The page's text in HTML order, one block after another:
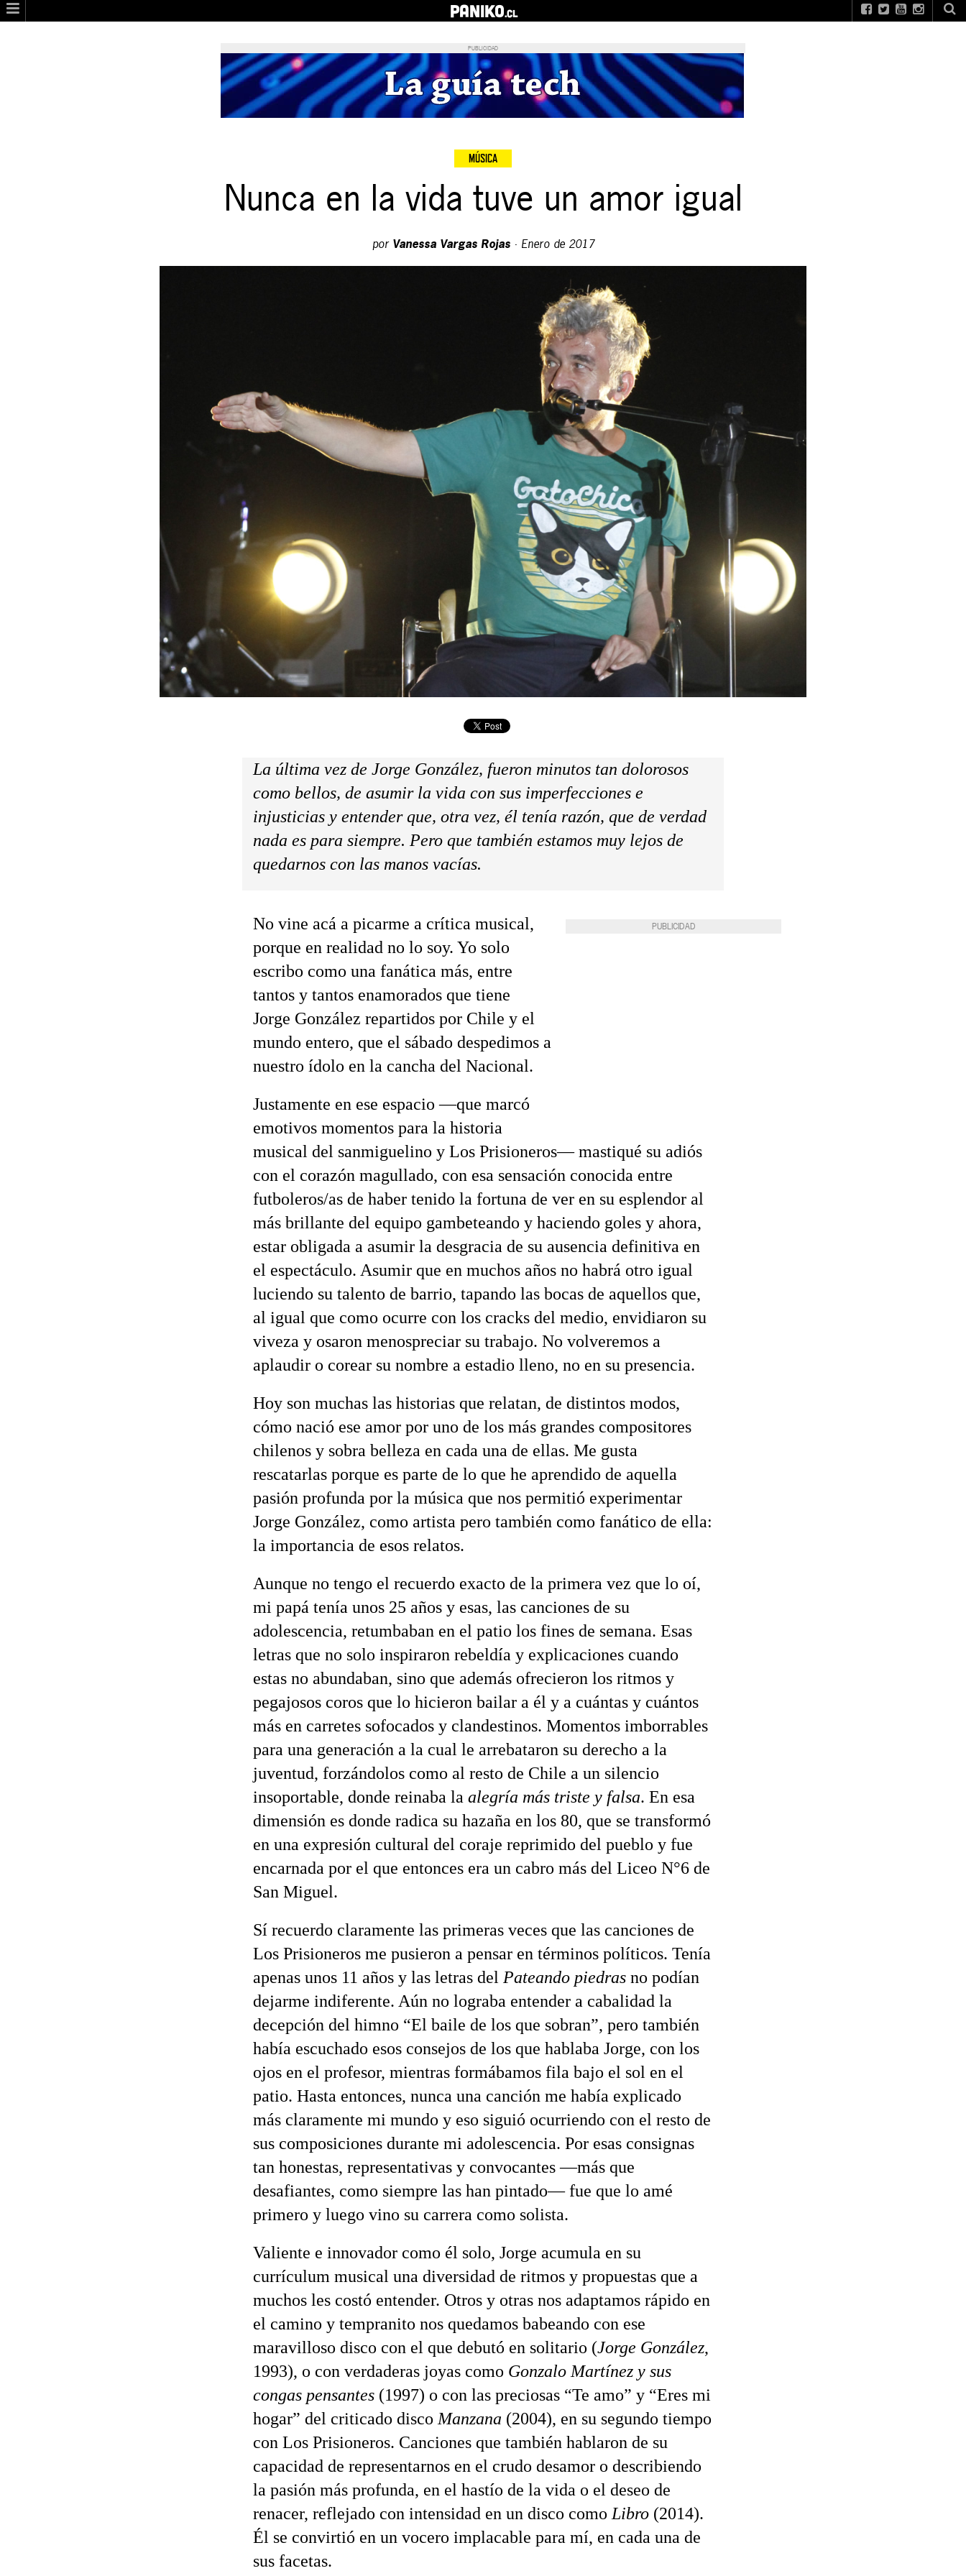
PANIKO.cl
PUBLICIDAD
MÚSICA
Nunca en la vida tuve un amor igual
por Vanessa Vargas Rojas· Enero de 2017
La última vez de Jorge González, fueron minutos tan dolorosos
como bellos, de asumir la vida con sus imperfecciones e
injusticias y entender que, otra vez, él tenía razón, que de verdad
nada es para siempre. Pero que también estamos muy lejos de
quedarnos con las manos vacías.
PUBLICIDAD
No vine acá a picarme a crítica musical,
porque en realidad no lo soy. Yo solo
escribo como una fanática más, entre
tantos y tantos enamorados que tiene
Jorge González repartidos por Chile y el
mundo entero, que el sábado despedimos a
nuestro ídolo en la cancha del Nacional.
Justamente en ese espacio —que marcó
emotivos momentos para la historia
musical del sanmiguelino y Los Prisioneros— mastiqué su adiós
con el corazón magullado, con esa sensación conocida entre
futboleros/as de haber tenido la fortuna de ver en su esplendor al
más brillante del equipo gambeteando y haciendo goles y ahora,
estar obligada a asumir la desgracia de su ausencia definitiva en
el espectáculo. Asumir que en muchos años no habrá otro igual
luciendo su talento de barrio, tapando las bocas de aquellos que,
al igual que como ocurre con los cracks del medio, envidiaron su
viveza y osaron menospreciar su trabajo. No volveremos a
aplaudir o corear su nombre a estadio lleno, no en su presencia.
Hoy son muchas las historias que relatan, de distintos modos,
cómo nació ese amor por uno de los más grandes compositores
chilenos y sobra belleza en cada una de ellas. Me gusta
rescatarlas porque es parte de lo que he aprendido de aquella
pasión profunda por la música que nos permitió experimentar
Jorge González, como artista pero también como fanático de ella:
la importancia de esos relatos.
Aunque no tengo el recuerdo exacto de la primera vez que lo oí,
mi papá tenía unos 25 años y esas, las canciones de su
adolescencia, retumbaban en el patio los fines de semana. Esas
letras que no solo inspiraron rebeldía y explicaciones cuando
estas no abundaban, sino que además ofrecieron los ritmos y
pegajosos coros que lo hicieron bailar a él y a cuántas y cuántos
más en carretes sofocados y clandestinos. Momentos imborrables
para una generación a la cual le arrebataron su derecho a la
juventud, forzándolos como al resto de Chile a un silencio
insoportable, donde reinaba la alegría más triste y falsa. En esa
dimensión es donde radica su hazaña en los 80, que se transformó
en una expresión cultural del coraje reprimido del pueblo y fue
encarnada por el que entonces era un cabro más del Liceo N°6 de
San Miguel.
Sí recuerdo claramente las primeras veces que las canciones de
Los Prisioneros me pusieron a pensar en términos políticos. Tenía
apenas unos 11 años y las letras del Pateando piedras no podían
dejarme indiferente. Aún no lograba entender a cabalidad la
decepción del himno “El baile de los que sobran”, pero también
había escuchado esos consejos de los que hablaba Jorge, con los
ojos en el profesor, mientras formábamos fila bajo el sol en el
patio. Hasta entonces, nunca una canción me había explicado
más claramente mi mundo y eso siguió ocurriendo con el resto de
sus composiciones durante mi adolescencia. Por esas consignas
tan honestas, representativas y convocantes —más que
desafiantes, como siempre las han pintado— fue que lo amé
primero y luego vino su carrera como solista.
Valiente e innovador como él solo, Jorge acumula en su
currículum musical una diversidad de ritmos y propuestas que a
muchos les costó entender. Otros y otras nos adaptamos rápido en
el camino y tempranito nos quedamos babeando con ese
maravilloso disco con el que debutó en solitario (Jorge González,
1993), o con verdaderas joyas como Gonzalo Martínez y sus
congas pensantes (1997) o con las preciosas “Te amo” y “Eres mi
hogar” del criticado disco Manzana (2004), en su segundo tiempo
con Los Prisioneros. Canciones que también hablaron de su
capacidad de representarnos en el crudo desamor o describiendo
la pasión más profunda, en el hastío de la vida o el deseo de
renacer, reflejado con intensidad en un disco como Libro (2014).
Él se convirtió en un vocero implacable para mí, en cada una de
sus facetas.